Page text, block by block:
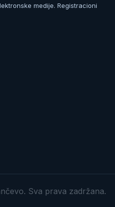
medije. Registracioni
Sva prava zadržana.